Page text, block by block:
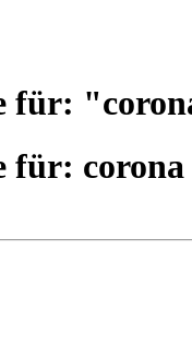
für: "
für: corona